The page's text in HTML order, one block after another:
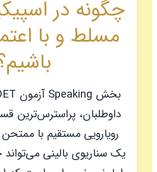
مسلط و با
داوطلبان، پراسترس‌ترین
رویارویی مستقیم با
یک سناریوی بالینی می‌تواند